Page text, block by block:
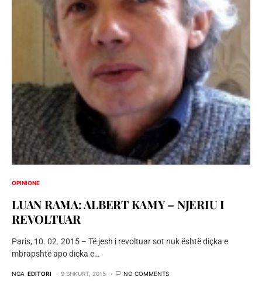
OPINIONE
LUAN RAMA: ALBERT KAMY – NJERIU I
REVOLTUAR
Paris, 10. 02. 2015 – Të jesh i revoltuar sot nuk është diçka e
mbrapshtë apo diçka e…
NGA EDITORI 9 SHKURT, 2015 NO COMMENTS